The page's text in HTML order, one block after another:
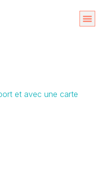
et avec une carte